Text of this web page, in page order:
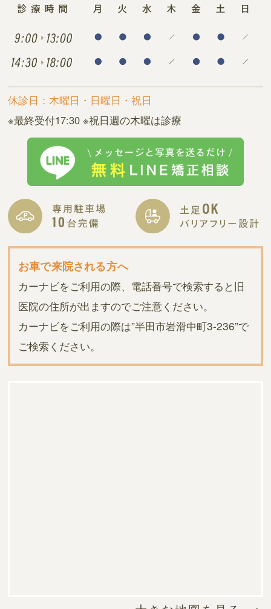
休診日：木曜日・日曜日・祝日
※最終受付17:30 ※祝日週の木曜は診療
お車で来院される方へ
カーナビをご利用の際、電話番号で検索すると旧
医院の住所が出ますのでご注意ください。
カーナビをご利用の際は”半田市岩滑中町3-236”で
ご検索ください。